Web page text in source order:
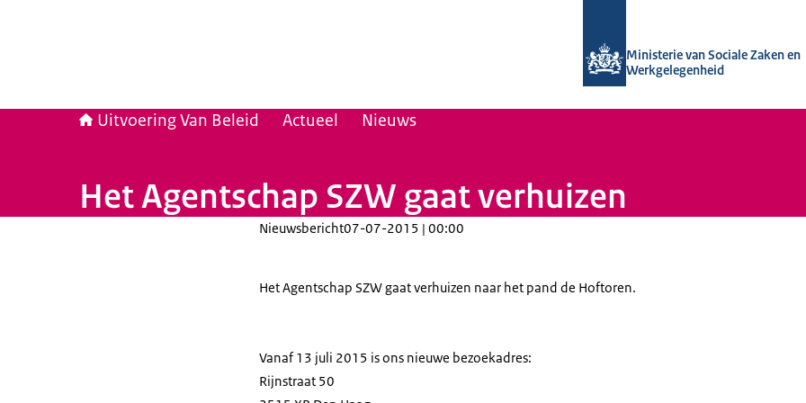
Ministerie van Sociale Zaken en
Werkgelegenheid
Uitvoering Van Beleid Actueel Nieuws
Het Agentschap SZW gaat verhuizen
Nieuwsbericht07-07-2015 | 00:00
Het Agentschap SZW gaat verhuizen naar het pand de Hoftoren.
Vanaf 13 juli 2015 is ons nieuwe bezoekadres:
Rijnstraat 50